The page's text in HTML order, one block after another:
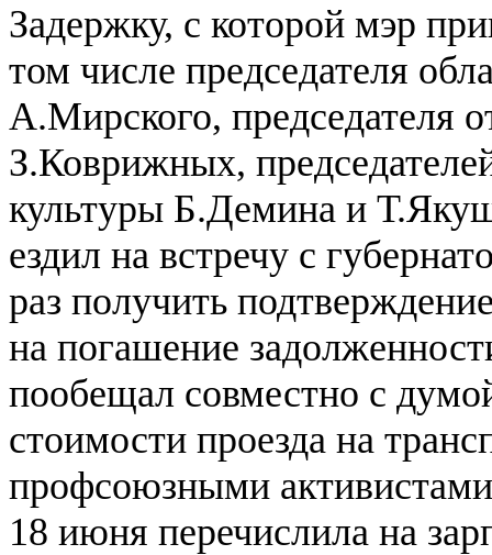
Задержку, с которой мэр
том числе председателя
А.Мирского, председателя
З.Коврижных,
культуры Б.Демина и
ездил на встречу с
раз получить
на погашение
пообещал совместно с
стоимости проезда на
профсоюзными
18 июня перечислила на